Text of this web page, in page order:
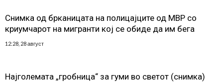
Снимка од брканицата на полицајците од МВР со
криумчарот на мигранти кој се обиде да им бега
12:28, 28 август
Најголемата „гробница“ за гуми во светот (снимка)